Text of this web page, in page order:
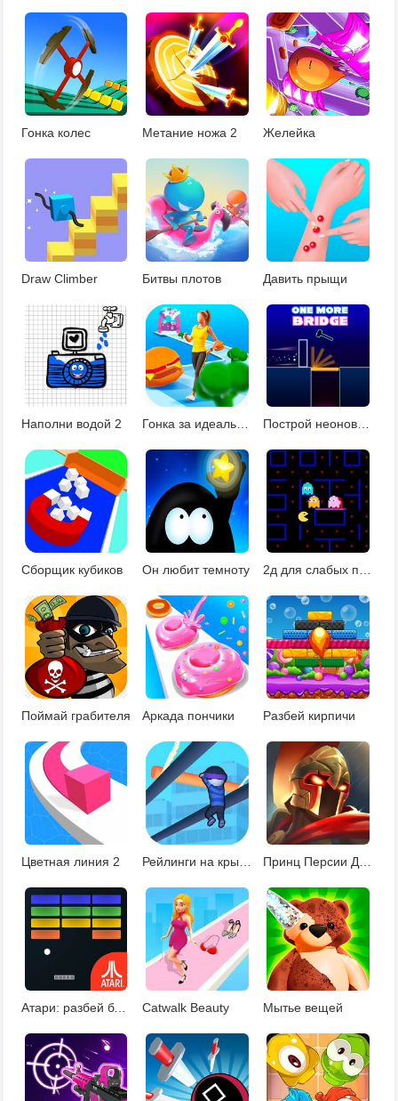
Гонка колес Метание ножа 2 Желейка
Draw Climber Битвы плотов Давить прыщи
Наполни водой 2 Гонка за идеальным телом Построй неоновый мост
Сборщик кубиков Он любит темноту 2д для слабых пк 2
Поймай грабителя Аркада пончики Разбей кирпичи
Цветная линия 2 Рейлинги на крыше Принц Персии Даш
Атари: разбей блоки Catwalk Beauty Мытье вещей